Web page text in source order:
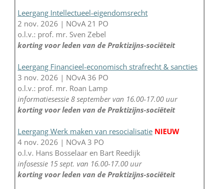
Leergang Intellectueel-eigendomsrecht
2 nov. 2026 | NOvA 21 PO
o.l.v.: prof. mr. Sven Zebel
korting voor leden van de Praktizijns-sociëteit
Leergang Financieel-economisch strafrecht & sancties
3 nov. 2026 | NOvA 36 PO
o.l.v.: prof. mr. Roan Lamp
informatiesessie 8 september van 16.00-17.00 uur
korting voor leden van de Praktizijns-sociëteit
Leergang Werk maken van resocialisatie NIEUW
4 nov. 2026 | NOvA 3 PO
o.l.v. Hans Bosselaar en Bart Reedijk
infosessie 15 sept. van 16.00-17.00 uur
korting voor leden van de Praktizijns-sociëteit